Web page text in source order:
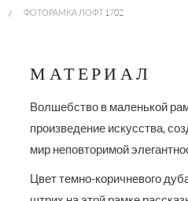
ФОТОРАМКА ЛОФТ 1702
МАТЕРИАЛ
Волшебство в маленькой
произведение искусства,
мир неповторимой
Цвет темно-коричневого